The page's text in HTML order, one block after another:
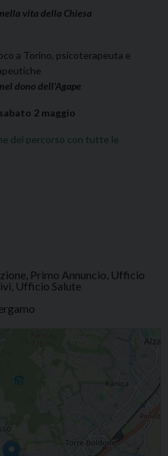
vita della Chiesa
a Torino, psicoterapeuta e
dono dell’Agape
2 maggio
del percorso con tutte le
Primo Annuncio, Ufficio
Ufficio Salute
cristiana